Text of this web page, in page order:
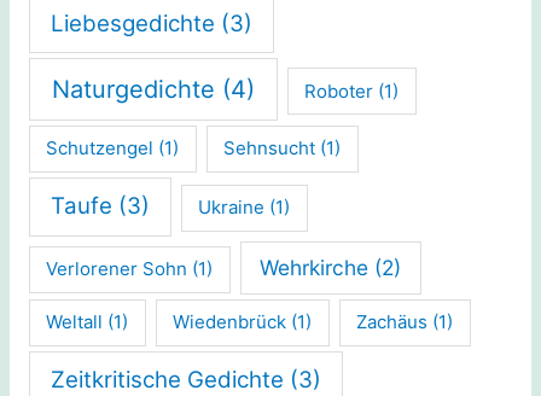
Liebesgedichte (3)
Naturgedichte (4) Roboter (1)
Schutzengel (1) Sehnsucht (1)
Taufe (3) Ukraine (1)
Verlorener Sohn (1) Wehrkirche (2)
Weltall (1) Wiedenbrück (1) Zachäus (1)
Zeitkritische Gedichte (3)